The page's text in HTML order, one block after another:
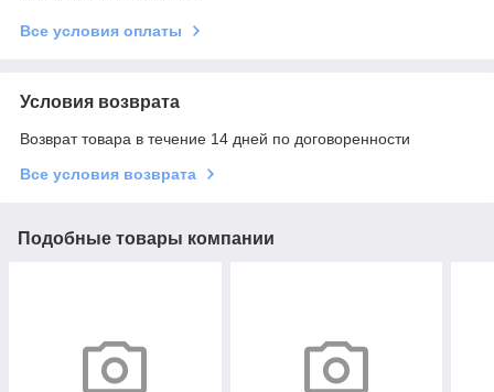
Все условия оплаты
Условия возврата
Возврат товара в течение 14 дней по договоренности
Все условия возврата
Подобные товары компании